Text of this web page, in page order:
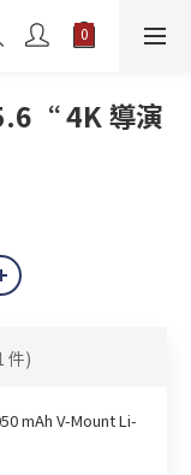
4K 導演
件)
mAh V-Mount Li-